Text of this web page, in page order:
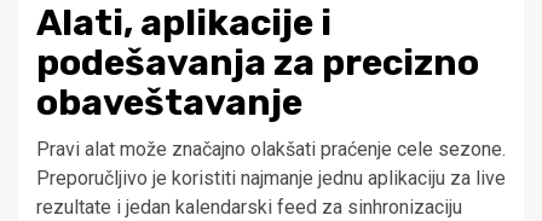
Alati, aplikacije i
podešavanja za precizno
obaveštavanje
Pravi alat može značajno olakšati praćenje cele sezone.
Preporučljivo je koristiti najmanje jednu aplikaciju za live
rezultate i jedan kalendarski feed za sinhronizaciju